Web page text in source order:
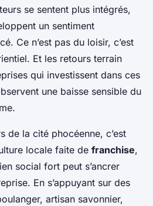
se sentent plus intégrés,
un sentiment
Ce n’est pas du loisir, c’est
Et les retours terrain
qui investissent dans ces
une baisse sensible du
de la cité phocéenne, c’est
locale faite de franchise,
social fort peut s’ancrer
En s’appuyant sur des
artisan savonnier,